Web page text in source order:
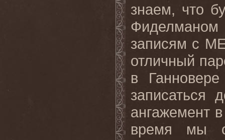
знаем, что
записям с
отличный
в
записаться
ангажемент
время мы